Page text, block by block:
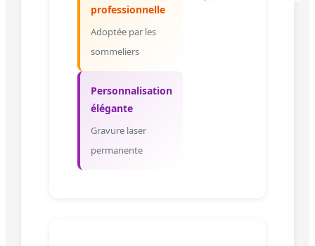
professionnelle
Adoptée par les
sommeliers
Personnalisation
élégante
Gravure laser
permanente